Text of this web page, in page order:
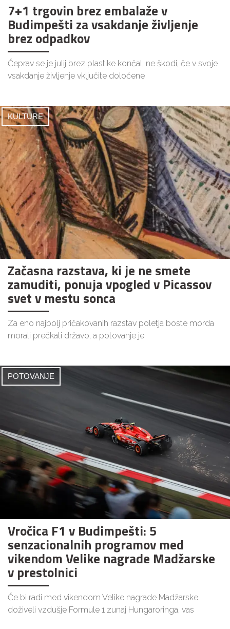
7+1 trgovin brez embalaže v
Budimpešti za vsakdanje življenje
brez odpadkov
Čeprav se je julij brez plastike končal, ne škodi, če v svoje
vsakdanje življenje vključite določene
KULTURE
Začasna razstava, ki je ne smete
zamuditi, ponuja vpogled v Picassov
svet v mestu sonca
Za eno najbolj pričakovanih razstav poletja boste morda
morali prečkati državo, a potovanje je
POTOVANJE
Vročica F1 v Budimpešti: 5
senzacionalnih programov med
vikendom Velike nagrade Madžarske
v prestolnici
Če bi radi med vikendom Velike nagrade Madžarske
doživeli vzdušje Formule 1 zunaj Hungaroringa, vas